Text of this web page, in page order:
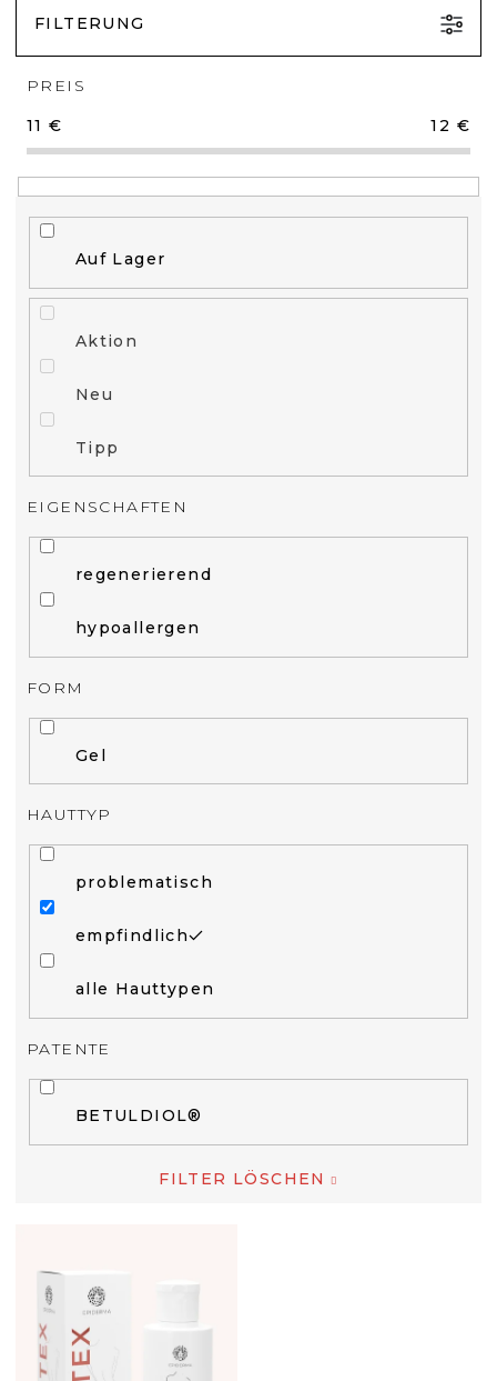
FILTERUNG
PREIS
11 € 12 €
Auf Lager
Aktion
Neu
Tipp
EIGENSCHAFTEN
regenerierend
hypoallergen
FORM
Gel
HAUTTYP
problematisch
empfindlich
alle Hauttypen
PATENTE
BETULDIOL®
FILTER LÖSCHEN